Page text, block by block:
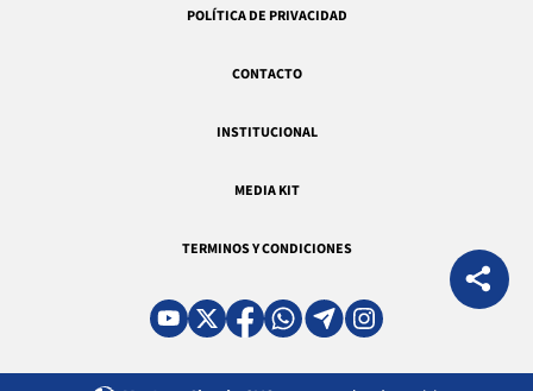
POLÍTICA DE PRIVACIDAD
CONTACTO
INSTITUCIONAL
MEDIA KIT
TERMINOS Y CONDICIONES